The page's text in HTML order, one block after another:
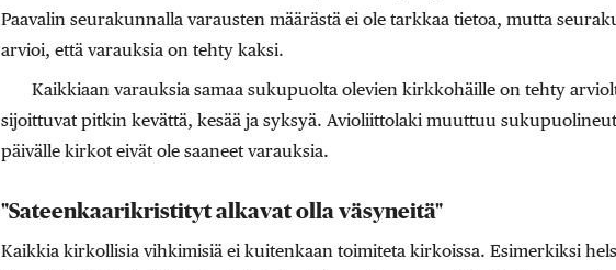
Paavalin seurakunnalla varausten määrästä ei ole tarkkaa tietoa, mutta
arvioi, että varauksia on tehty kaksi.
Kaikkiaan varauksia samaa sukupuolta olevien kirkkohäille on tehty
sijoittuvat pitkin kevättä, kesää ja syksyä. Avioliittolaki muuttuu
päivälle kirkot eivät ole saaneet varauksia.
"Sateenkaarikristityt alkavat olla väsyneitä"
Kaikkia kirkollisia vihkimisiä ei kuitenkaan toimiteta kirkoissa. Esimerkiksi